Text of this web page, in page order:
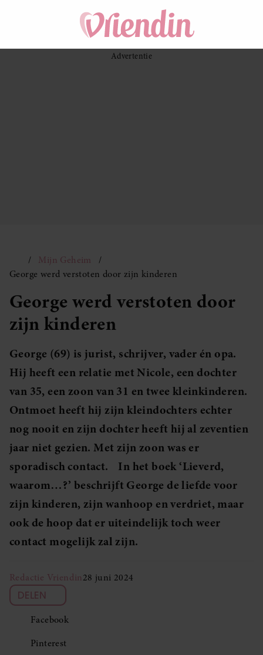
Mijn Geheim
George werd verstoten door zijn kinderen
George werd verstoten door
zijn kinderen
George (69) is jurist, schrijver, vader én opa.
Hij heeft een relatie met Nicole, een dochter
van 35, een zoon van 31 en twee kleinkinderen.
Ontmoet heeft hij zijn kleindochters echter
nog nooit en zijn dochter heeft hij al zeventien
jaar niet gezien. Met zijn zoon was er
sporadisch contact. In het boek ‘Lieverd,
waarom…?’ beschrijft George de liefde voor
zijn kinderen, zijn wanhoop en verdriet, maar
ook de hoop dat er uiteindelijk toch weer
contact mogelijk zal zijn.
Redactie Vriendin28 juni 2024
DELEN
Facebook
Pinterest